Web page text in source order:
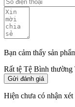
Bạn cảm thấy sản
Rất tệ Tệ Bình thường
Gửi đánh giá
Hiện chưa có nhận